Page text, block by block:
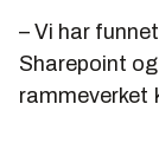
– Vi har
Sharepoint
rammeverket